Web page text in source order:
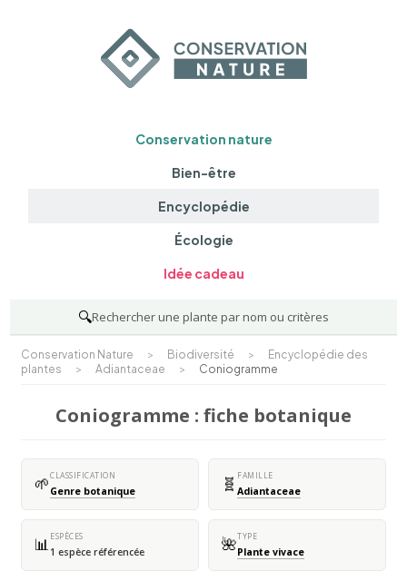
Conservation nature
Bien-être
Encyclopédie
Écologie
Idée cadeau
🔍Rechercher une plante par nom ou critères
Conservation Nature > Biodiversité >
Encyclopédie des
plantes
> Adiantaceae > Coniogramme
Coniogramme : fiche botanique
🌱CLASSIFICATION
Genre botanique 🧬 FAMILLE
Adiantaceae
📊ESPÈCES
1 espèce référencée 🌺TYPE
Plante vivace